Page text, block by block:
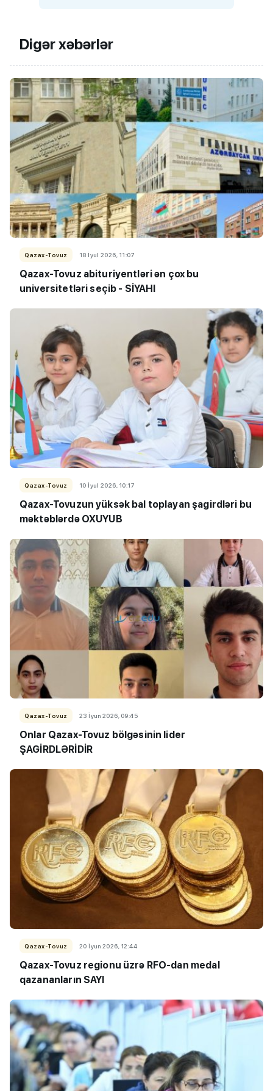
Digər xəbərlər
Qazax-Tovuz 18 İyul 2026, 11:07
Qazax-Tovuz abituriyentləri ən çox bu
universitetləri seçib - SİYAHI
Qazax-Tovuz 10 İyul 2026, 10:17
Qazax-Tovuzun yüksək bal toplayan şagirdləri bu
məktəblərdə OXUYUB
Qazax-Tovuz 23 İyun 2026, 09:45
Onlar Qazax-Tovuz bölgəsinin lider
ŞAGİRDLƏRİDİR
Qazax-Tovuz 20 İyun 2026, 12:44
Qazax-Tovuz regionu üzrə RFO-dan medal
qazananların SAYI